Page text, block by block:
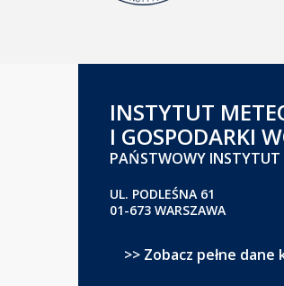
INSTYTUT
I GOSPODARKI
PAŃSTWOWY INSTYTUT
UL. PODLEŚNA 61
01-673 WARSZAWA
>> Zobacz pełne